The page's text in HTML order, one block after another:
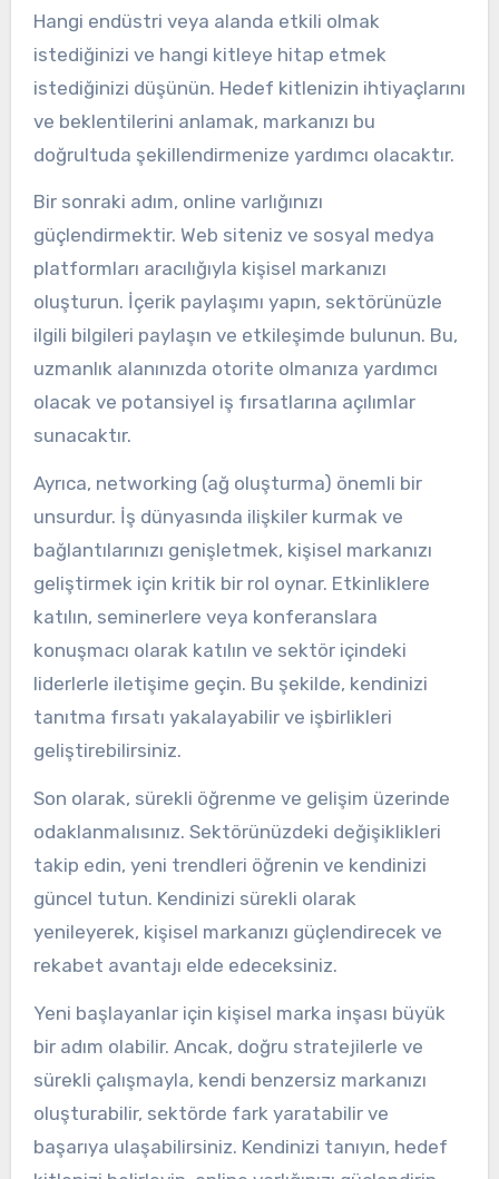
Hangi endüstri veya alanda etkili olmak
istediğinizi ve hangi kitleye hitap etmek
istediğinizi düşünün. Hedef kitlenizin ihtiyaçlarını
ve beklentilerini anlamak, markanızı bu
doğrultuda şekillendirmenize yardımcı olacaktır.
Bir sonraki adım, online varlığınızı
güçlendirmektir. Web siteniz ve sosyal medya
platformları aracılığıyla kişisel markanızı
oluşturun. İçerik paylaşımı yapın, sektörünüzle
ilgili bilgileri paylaşın ve etkileşimde bulunun. Bu,
uzmanlık alanınızda otorite olmanıza yardımcı
olacak ve potansiyel iş fırsatlarına açılımlar
sunacaktır.
Ayrıca, networking (ağ oluşturma) önemli bir
unsurdur. İş dünyasında ilişkiler kurmak ve
bağlantılarınızı genişletmek, kişisel markanızı
geliştirmek için kritik bir rol oynar. Etkinliklere
katılın, seminerlere veya konferanslara
konuşmacı olarak katılın ve sektör içindeki
liderlerle iletişime geçin. Bu şekilde, kendinizi
tanıtma fırsatı yakalayabilir ve işbirlikleri
geliştirebilirsiniz.
Son olarak, sürekli öğrenme ve gelişim üzerinde
odaklanmalısınız. Sektörünüzdeki değişiklikleri
takip edin, yeni trendleri öğrenin ve kendinizi
güncel tutun. Kendinizi sürekli olarak
yenileyerek, kişisel markanızı güçlendirecek ve
rekabet avantajı elde edeceksiniz.
Yeni başlayanlar için kişisel marka inşası büyük
bir adım olabilir. Ancak, doğru stratejilerle ve
sürekli çalışmayla, kendi benzersiz markanızı
oluşturabilir, sektörde fark yaratabilir ve
başarıya ulaşabilirsiniz. Kendinizi tanıyın, hedef